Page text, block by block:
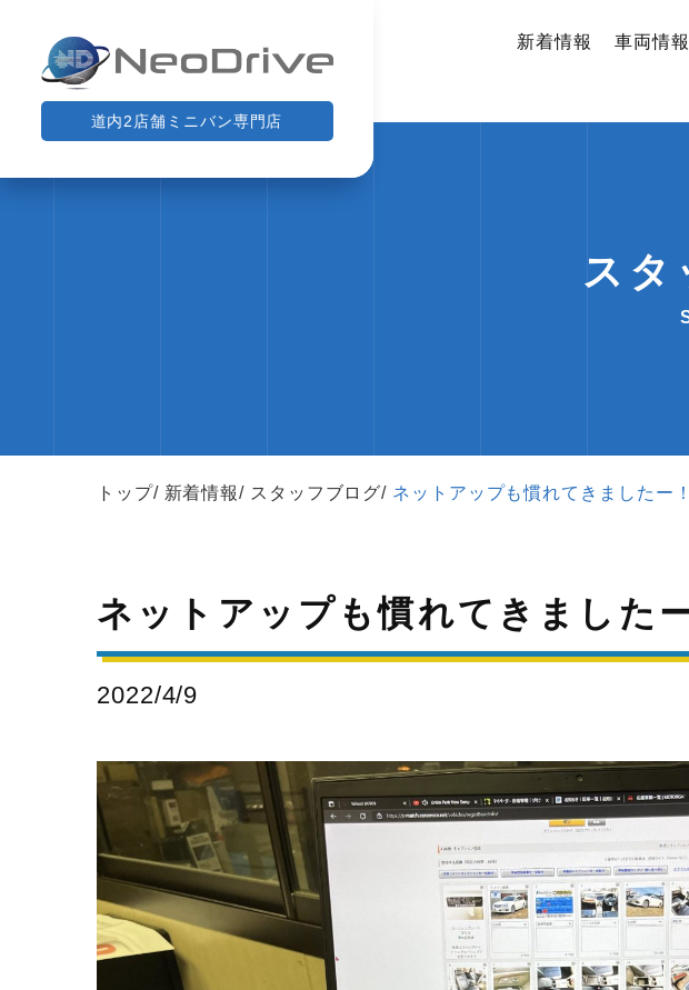
道内2店舗ミニバン専門店
新着情報 車両情報
スタ
トップ 新着情報 スタッフブログ ネットアップも慣れてきましたー！
ネットアップも慣れてきましたー
2022/4/9